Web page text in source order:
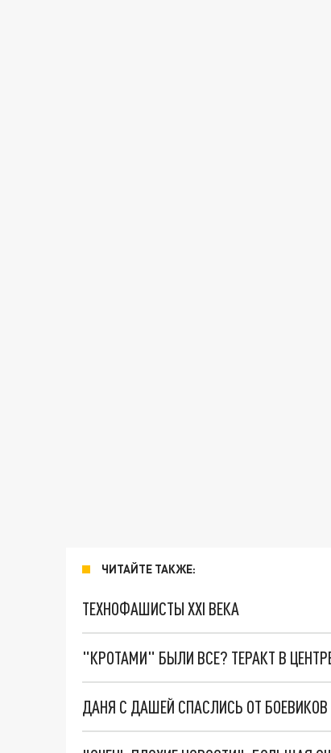
ЧИТАЙТЕ ТАКЖЕ:
ТЕХНОФАШИСТЫ XXI ВЕКА
"КРОТАМИ" БЫЛИ ВСЕ? ТЕРАКТ В
ДАНЯ С ДАШЕЙ СПАСЛИСЬ ОТ